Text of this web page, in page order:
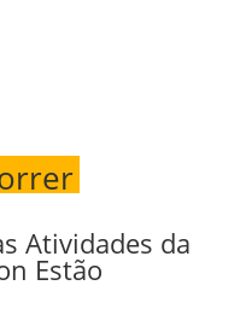
Atividades da
Estão